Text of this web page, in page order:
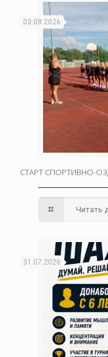
03.08.2026
СТАРТ СПОРТИВНО-
Читать
31.07.2026